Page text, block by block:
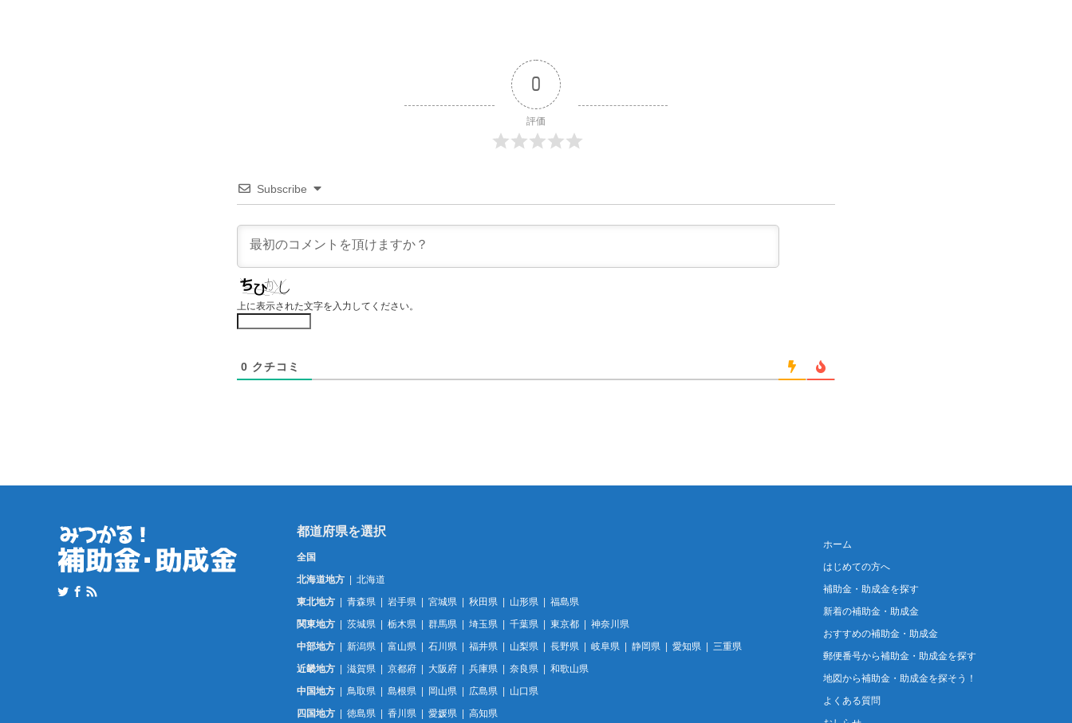
0
評価
Subscribe
上に表示された文字を入力してください。
0 クチコミ
全国
北海道地方
北海道
東北地方
青森県 岩手県 宮城県 秋田県 山形県
福島県
関東地方
茨城県 栃木県 群馬県 埼玉県 千葉県 東京都
神奈川県
中部地方
新潟県 富山県 石川県 福井県 山梨県 長野県 岐阜県 静岡県 愛知県
三重県
近畿地方
滋賀県 京都府 大阪府 兵庫県 奈良県
和歌山県
中国地方
鳥取県 島根県 岡山県 広島県
山口県
四国地方
徳島県 香川県 愛媛県 高知県
ホーム
はじめての方へ
補助金・助成金を探す
新着の補助金・助成金
おすすめの補助金・助成金
郵便番号から補助金・助成金を探す
地図から補助金・助成金を探そう！
よくある質問